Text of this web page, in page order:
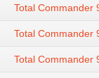
Total Commander
Total Commander
Total Commander